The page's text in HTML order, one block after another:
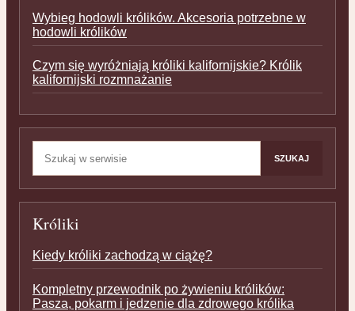
Wybieg hodowli królików. Akcesoria potrzebne w
hodowli królików
Czym się wyróżniają króliki kalifornijskie? Królik
kalifornijski rozmnażanie
Szukaj:
SZUKAJ
Króliki
Kiedy króliki zachodzą w ciążę?
Kompletny przewodnik po żywieniu królików:
Pasza, pokarm i jedzenie dla zdrowego królika